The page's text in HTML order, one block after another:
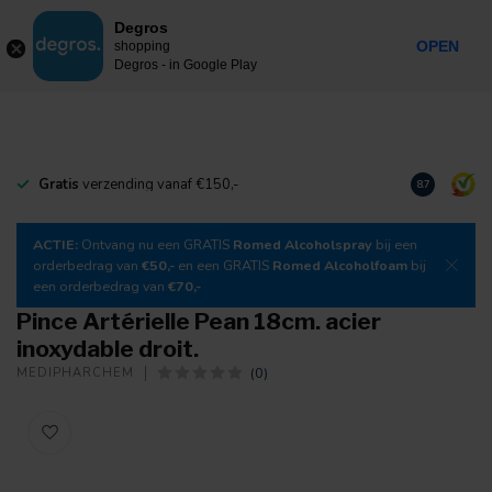
MENU
Gratis verzending vanaf €150,- Téléchargez
8.7
ACTIE: Ontvang nu een GRATIS Romed Alcoholspray bij een
orderbedrag van €50,- en een GRATIS Romed Alcoholfoam bij
een orderbedrag van €70,-
Pince Artérielle Pean 18cm. acier
inoxydable droit.
MEDIPHARCHEM (0)
Degros
shopping
Degros - in Google Play
OPEN